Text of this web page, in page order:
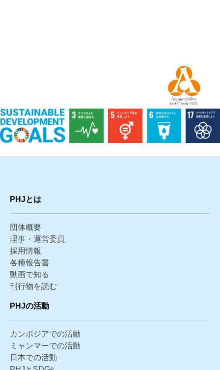
PHJとは
団体概要
理事・運営委員
採用情報
各種報告書
動画で知る
刊行物を読む
PHJの活動
カンボジアでの活動
ミャンマーでの活動
日本での活動